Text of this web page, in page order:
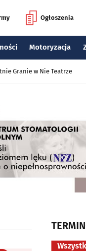
Ogłoszenia
Motoryzacja
Granie w Nie Teatrze
TERMIN